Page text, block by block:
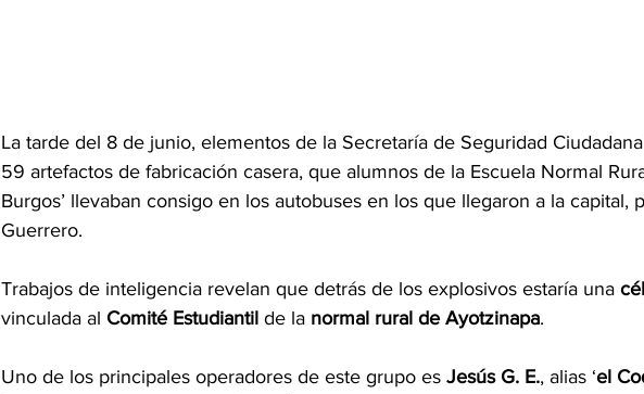
La tarde del 8 de junio, elementos de la Secretaría de Seguridad Ciudadana
59 artefactos de fabricación casera, que alumnos de la Escuela Normal
Burgos’ llevaban consigo en los autobuses en los que llegaron a la capital,
Guerrero.
Trabajos de inteligencia revelan que detrás de los explosivos estaría una
vinculada al Comité Estudiantil de la normal rural de Ayotzinapa.
Uno de los principales operadores de este grupo es Jesús G. E., alias ‘el